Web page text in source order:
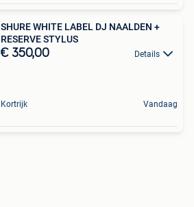
SHURE WHITE LABEL DJ NAALDEN +
RESERVE STYLUS
€ 350,00 Details
Kortrijk Vandaag